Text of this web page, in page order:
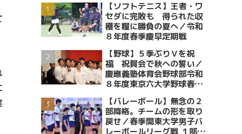
【ソフトテニス】王者・ワ
セダに完敗も 得られた収
穫を糧に勝負の夏へ／令和
８年度春季慶早定期戦
【野球】５季ぶりＶを祝
福 祝賀会で秋への誓い／
慶應義塾体育会野球部令和
８年度東京六大学野球春季
～
【バレーボール】無念の２
部降格。チームの形を取り
戻せ／春季関東大学男子バ
レーボールリーグ戦 １部・